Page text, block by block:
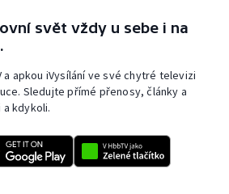
svět vždy u sebe i na
a apkou iVysílání ve své chytré televizi
Sledujte přímé přenosy, články a
kdykoli.